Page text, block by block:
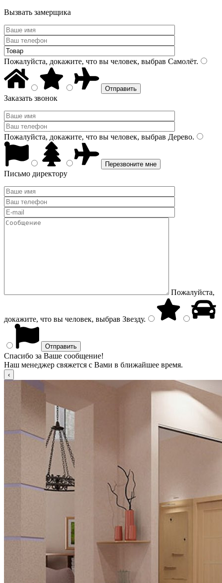
Вызвать замерщика
Пожалуйста, докажите, что вы человек, выбрав Самолёт.
Заказать звонок
Пожалуйста, докажите, что вы человек, выбрав Дерево.
Письмо директору
Пожалуйста,
докажите, что вы человек, выбрав Звезду.
Спасибо за Ваше сообщение!
Наш менеджер свяжется с Вами в ближайшее время.